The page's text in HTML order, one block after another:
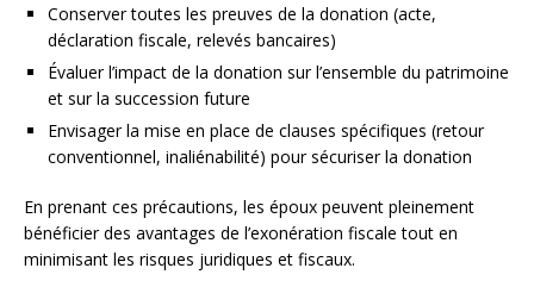
Conserver toutes les preuves de la donation (acte,
déclaration fiscale, relevés bancaires)
Évaluer l’impact de la donation sur l’ensemble du patrimoine
et sur la succession future
Envisager la mise en place de clauses spécifiques (retour
conventionnel, inaliénabilité) pour sécuriser la donation
En prenant ces précautions, les époux peuvent pleinement
bénéficier des avantages de l’exonération fiscale tout en
minimisant les risques juridiques et fiscaux.